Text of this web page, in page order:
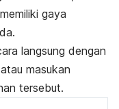
gaya
langsung dengan
masukan
tersebut.